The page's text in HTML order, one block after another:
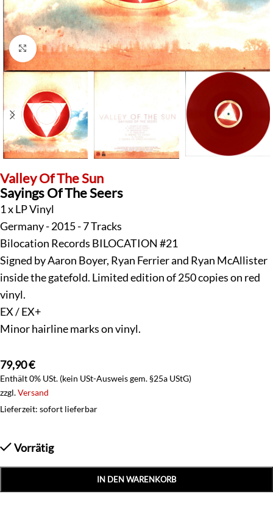
Klick zum Vergrößern
Valley Of The Sun
Sayings Of The Seers
1 x LP Vinyl
Germany - 2015 - 7 Tracks
Bilocation Records BILOCATION #21
Signed by Aaron Boyer, Ryan Ferrier and Ryan McAllister
inside the gatefold. Limited edition of 250 copies on red
vinyl.
EX / EX+
Minor hairline marks on vinyl.
79,90€
Enthält 0% USt. (kein USt-Ausweis gem. §25a UStG)
zzgl.Versand
Lieferzeit: sofort lieferbar
Vorrätig
IN DEN WARENKORB